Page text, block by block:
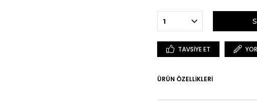
TAVSIYE ET
ÜRÜN ÖZELLIKLERI